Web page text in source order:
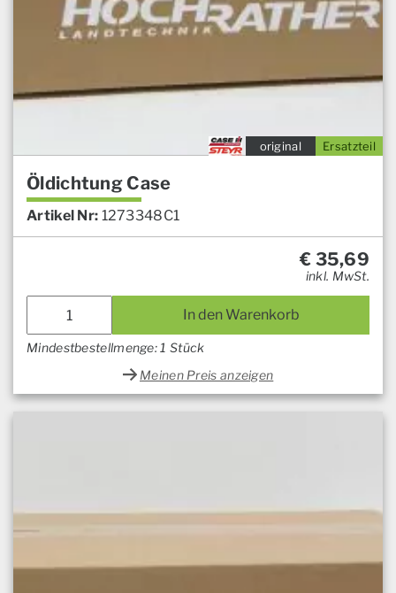
Ersatzteil
original
Öldichtung Case
Artikel Nr: 1273348C1
€ 35,69
inkl. MwSt.
In den Warenkorb
Mindestbestellmenge: 1 Stück
Meinen Preis anzeigen